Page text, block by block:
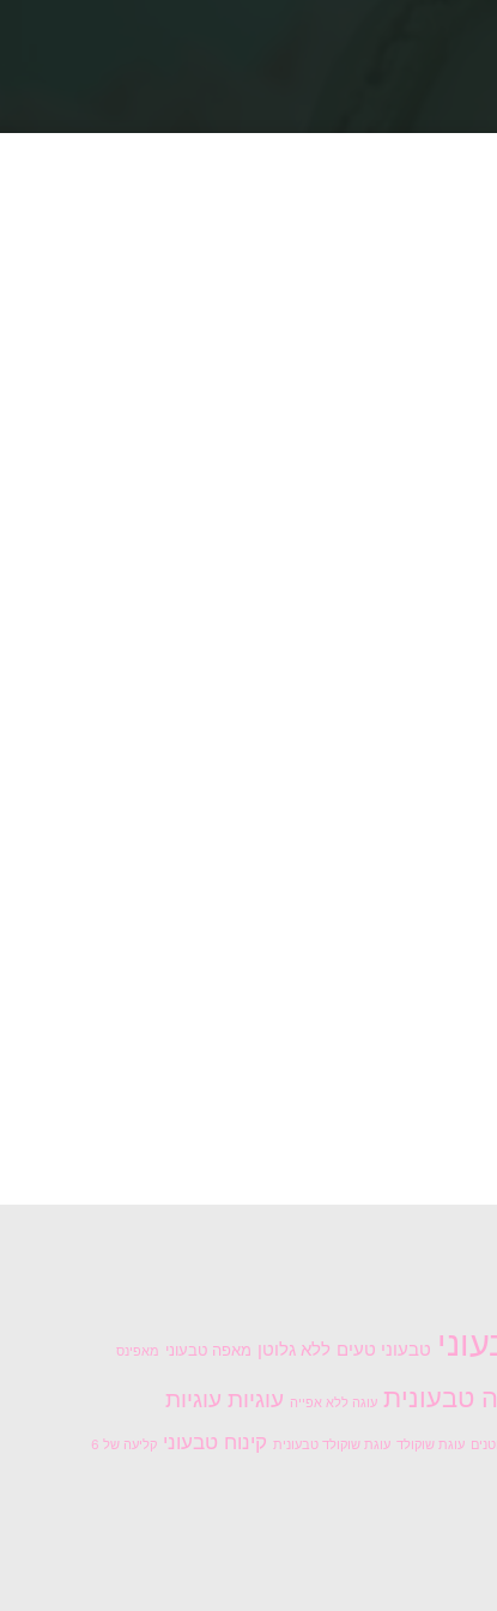
טבעוני טעים ללא גלוטן מאפה טבעוני מאפינס
טבעונית עוגה ללא אפייה עוגיות עוגיות
עוגת שוקולד עוגת שוקולד טבעונית קינוח טבעוני קליעה של 6